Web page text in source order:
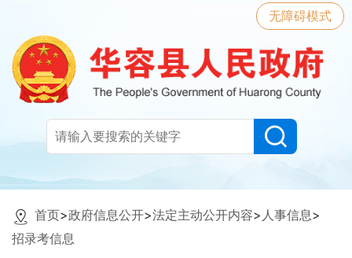
无障碍模式
首页>政府信息公开>法定主动公开内容> 人事信息>
招录考信息